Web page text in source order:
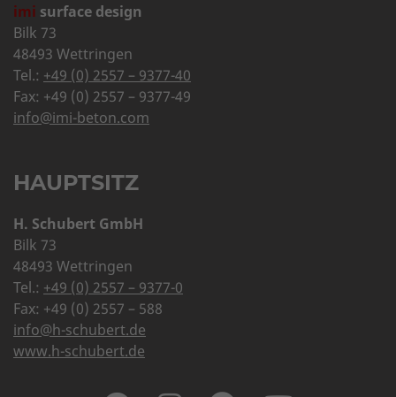
imi surface design
Bilk 73
48493 Wettringen
Tel.: +49 (0) 2557 – 9377-40
Fax: +49 (0) 2557 – 9377-49
info@imi-beton.com
HAUPTSITZ
H. Schubert GmbH
Bilk 73
48493 Wettringen
Tel.: +49 (0) 2557 – 9377-0
Fax: +49 (0) 2557 – 588
info@h-schubert.de
www.h-schubert.de